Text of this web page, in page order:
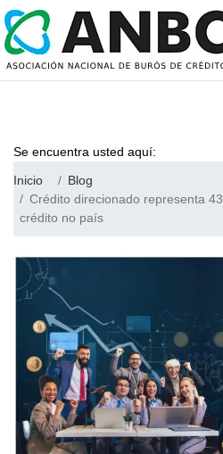
Se encuentra usted aquí:
Inicio
Blog
Crédito direcionado representa
crédito no país